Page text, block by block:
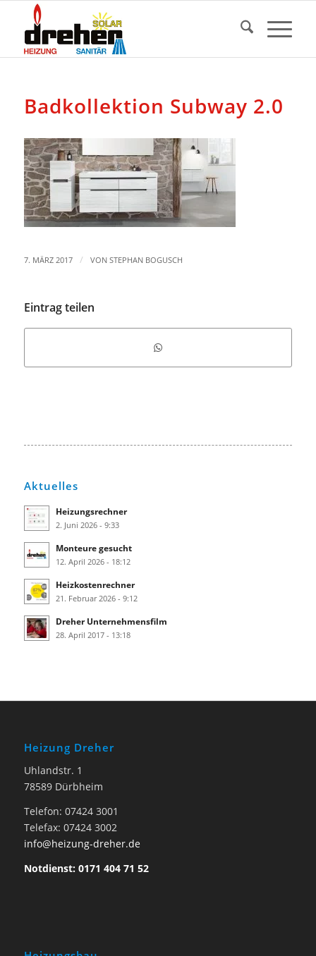
Badkollektion Subway 2.0
7. MÄRZ 2017 / VON STEPHAN BOGUSCH
Eintrag teilen
Aktuelles
Heizungsrechner
2. Juni 2026 - 9:33
Monteure gesucht
12. April 2026 - 18:12
Heizkostenrechner
21. Februar 2026 - 9:12
Dreher Unternehmensfilm
28. April 2017 - 13:18
Heizung Dreher
Uhlandstr. 1
78589 Dürbheim
Telefon: 07424 3001
Telefax: 07424 3002
info@heizung-dreher.de
Notdienst: 0171 404 71 52